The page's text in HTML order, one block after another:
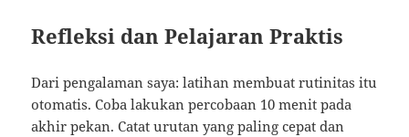
Refleksi dan Pelajaran Praktis
Dari pengalaman saya: latihan membuat rutinitas itu
otomatis. Coba lakukan percobaan 10 menit pada
akhir pekan. Catat urutan yang paling cepat dan